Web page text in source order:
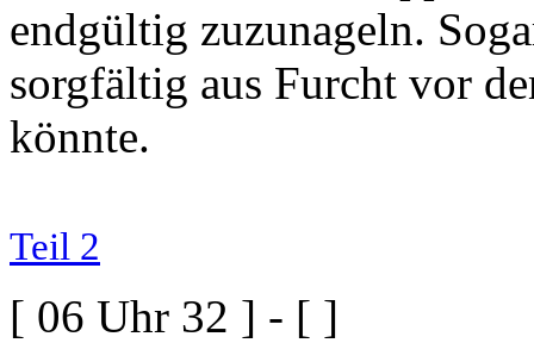
endgültig zuzunageln.
sorgfältig aus Furcht vor
könnte.
Teil 2
[ 06 Uhr 32 ] - [ ]